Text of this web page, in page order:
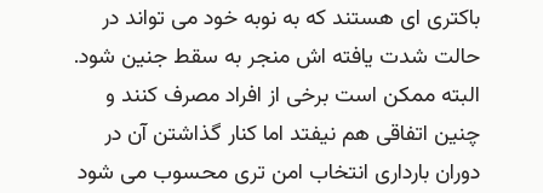
باکتری ای هستند که به نوبه خود می تواند در
حالت شدت یافته اش منجر به سقط جنین شود.
البته ممکن است برخی از افراد مصرف کنند و
چنین اتفاقی هم نیفتد اما کنار گذاشتن آن در
دوران بارداری انتخاب امن تری محسوب می شود